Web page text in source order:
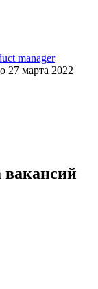
manager
27 марта 2022